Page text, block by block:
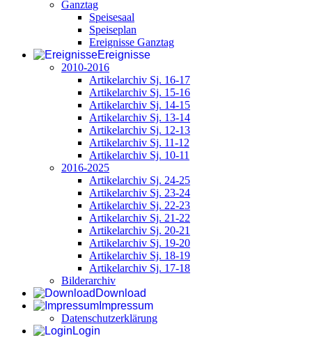
Ganztag
Speisesaal
Speiseplan
Ereignisse Ganztag
Ereignisse
2010-2016
Artikelarchiv Sj. 16-17
Artikelarchiv Sj. 15-16
Artikelarchiv Sj. 14-15
Artikelarchiv Sj. 13-14
Artikelarchiv Sj. 12-13
Artikelarchiv Sj. 11-12
Artikelarchiv Sj. 10-11
2016-2025
Artikelarchiv Sj. 24-25
Artikelarchiv Sj. 23-24
Artikelarchiv Sj. 22-23
Artikelarchiv Sj. 21-22
Artikelarchiv Sj. 20-21
Artikelarchiv Sj. 19-20
Artikelarchiv Sj. 18-19
Artikelarchiv Sj. 17-18
Bilderarchiv
Download
Impressum
Datenschutzerklärung
Login